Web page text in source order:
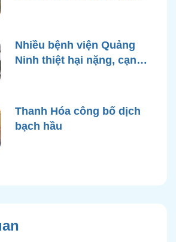
Nhiều bệnh viện Quảng
Ninh thiệt hại nặng, cạn
Thanh Hóa công bố dịch
bạch hầu